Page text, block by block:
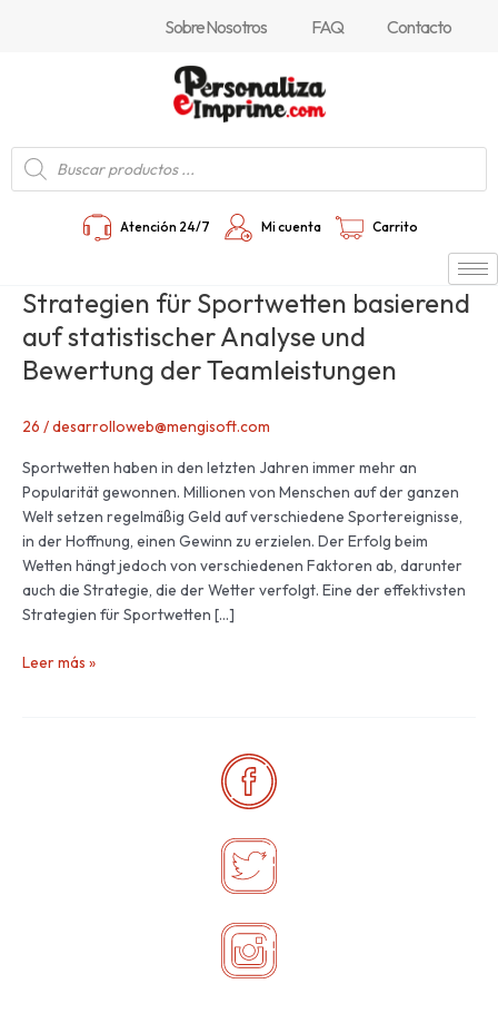
Sobre Nosotros FAQ Contacto
Búsqueda
de
productos
Atención 24/7 Mi cuenta Carrito
Strategien für Sportwetten basierend
auf statistischer Analyse und
Bewertung der Teamleistungen
26 /desarrolloweb@mengisoft.com
Sportwetten haben in den letzten Jahren immer mehr an
Popularität gewonnen. Millionen von Menschen auf der ganzen
Welt setzen regelmäßig Geld auf verschiedene Sportereignisse,
in der Hoffnung, einen Gewinn zu erzielen. Der Erfolg beim
Wetten hängt jedoch von verschiedenen Faktoren ab, darunter
auch die Strategie, die der Wetter verfolgt. Eine der effektivsten
Strategien für Sportwetten […]
Strategien
Sportwetten
basierend
statistischer
und
Bewertung
der
Teamleistungen
Leer más »